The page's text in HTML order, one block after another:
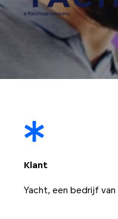
Klant
Yacht, een bedrijf van